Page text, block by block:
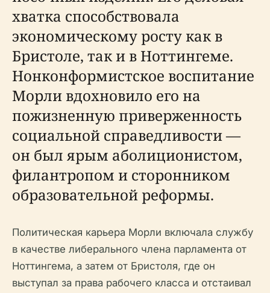
хватка способствовала
экономическому росту как в
Бристоле, так и в Ноттингеме.
Нонконформистское воспитание
Морли вдохновило его на
пожизненную приверженность
социальной справедливости —
он был ярым аболиционистом,
филантропом и сторонником
образовательной реформы.
Политическая карьера Морли включала службу
в качестве либерального члена парламента от
Ноттингема, а затем от Бристоля, где он
выступал за права рабочего класса и отстаивал